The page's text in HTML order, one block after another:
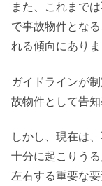
また、これまで
で事故物件とな
れる傾向にありま
ガイドラインが
故物件として告
しかし、現在は
十分に起こりう
左右する重要な